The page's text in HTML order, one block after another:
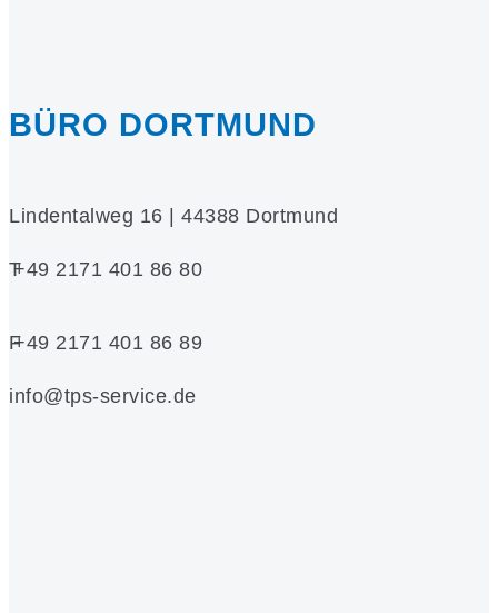
BÜRO DORTMUND
Lindentalweg 16 | 44388 Dortmund
T+49 2171 401 86 80
F+49 2171 401 86 89
info@tps-service.de